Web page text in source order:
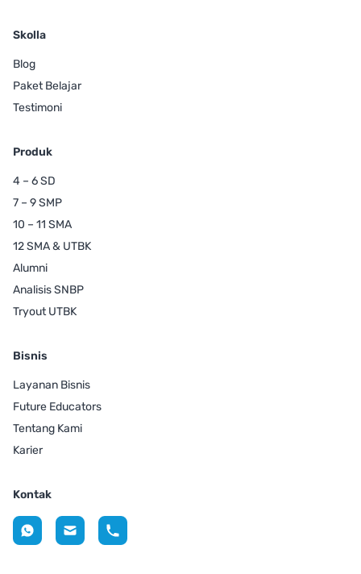
Skolla
Blog
Paket Belajar
Testimoni
Produk
4 – 6 SD
7 – 9 SMP
10 – 11 SMA
12 SMA & UTBK
Alumni
Analisis SNBP
Tryout UTBK
Bisnis
Layanan Bisnis
Future Educators
Tentang Kami
Karier
Kontak